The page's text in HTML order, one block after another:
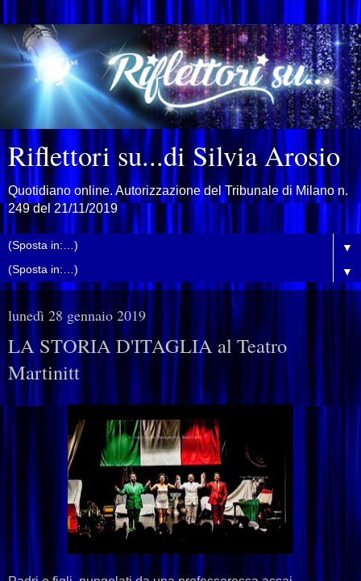
Riflettori su...di Silvia Arosio
Quotidiano online. Autorizzazione del Tribunale di Milano n.
249 del 21/11/2019
▼
▼
lunedì 28 gennaio 2019
LA STORIA D'ITAGLIA al Teatro
Martinitt